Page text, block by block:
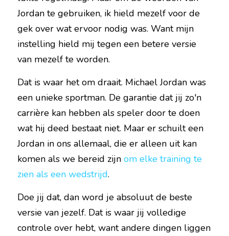
Jordan te gebruiken, ik hield mezelf voor de
gek over wat ervoor nodig was. Want mijn
instelling hield mij tegen een betere versie
van mezelf te worden.
Dat is waar het om draait. Michael Jordan was
een unieke sportman. De garantie dat jij zo'n
carrière kan hebben als speler door te doen
wat hij deed bestaat niet. Maar er schuilt een
Jordan in ons allemaal, die er alleen uit kan
komen als we bereid zijn om elke training te
zien als een wedstrijd.
Doe jij dat, dan word je absoluut de beste
versie van jezelf. Dat is waar jij volledige
controle over hebt, want andere dingen liggen